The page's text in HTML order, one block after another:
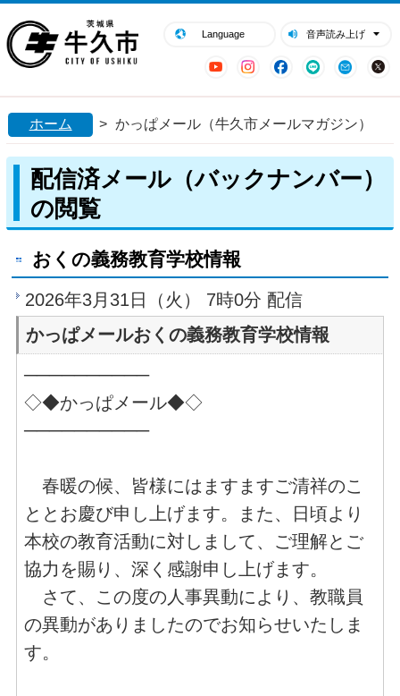
Language 音声読み上げ
YouTubeInstagram
Facebook
LINE Mail
閉じる
ホーム > かっぱメール（牛久市メールマガジン）
配信済メール（バックナンバー）
の閲覧
おくの義務教育学校情報
2026年3月31日（火） 7時0分 配信
かっぱメールおくの義務教育学校情報
──────────
◇◆かっぱメール◆◇
──────────
春暖の候、皆様にはますますご清祥のこ
ととお慶び申し上げます。また、日頃より
本校の教育活動に対しまして、ご理解とご
協力を賜り、深く感謝申し上げます。
さて、この度の人事異動により、教職員
の異動がありましたのでお知らせいたしま
す。